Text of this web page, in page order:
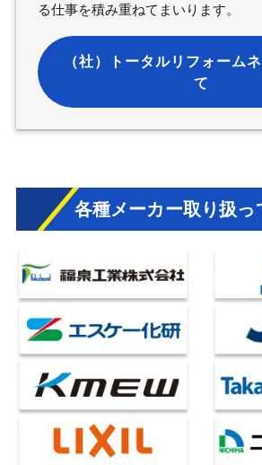
る仕事を積み重ねてまいります。
（社）トータルリフォーム
て
各種メーカー取り扱っ